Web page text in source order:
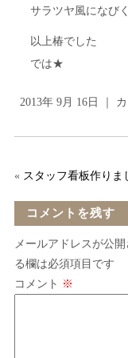
サラツヤ風になび
以上椿でした
では★
2013年 9月 16日 ｜
« スタッフ看板作り
コメントを残す
メールアドレスが公
る欄は必須項目です
コメント ※